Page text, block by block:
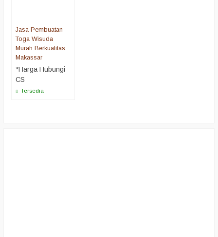
Jasa Pembuatan
Toga Wisuda
Murah Berkualitas
Makassar
*Harga Hubungi
CS
Tersedia